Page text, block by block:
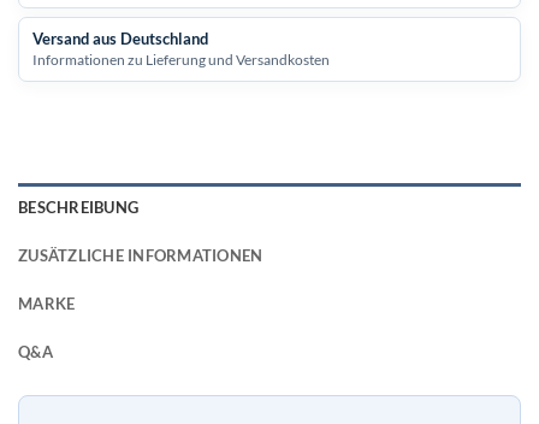
Versand aus Deutschland
Informationen zu Lieferung und Versandkosten
BESCHREIBUNG
ZUSÄTZLICHE INFORMATIONEN
MARKE
Q&A